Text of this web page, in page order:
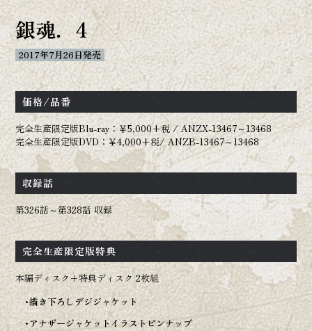
OP/ED
OFFICIAL
銀魂．4
2017年7月26日発売
価格/品番
完全生産限定版Blu-ray：￥5,000+税 / ANZX-13467～13468
完全生産限定版DVD：￥4,000+税/ ANZB-13467～13468
収録話
第326話～第328話 収録
完全生産限定版特典
本編ディスク＋特典ディスク 2枚組
描き下ろしデジジャケット
アナザージャケットイラストピンナップ